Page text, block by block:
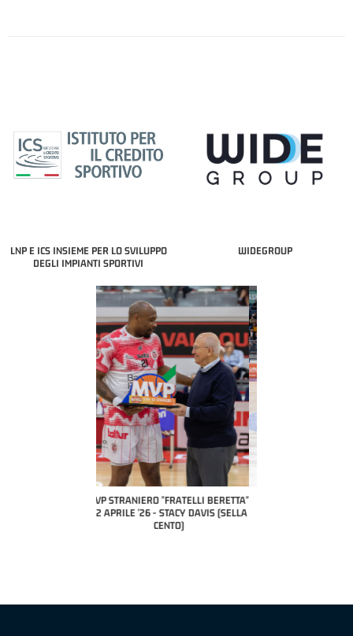
LNP E ICS INSIEME PER LO SVILUPPO
DEGLI IMPIANTI SPORTIVI
WIDEGROUP
MVP "FRATELLI BERETTA" SAMUEL
DILAS B NAZIONALE APRILE '26 -
MARCO RESTELLI (TAV TREVIGLIO